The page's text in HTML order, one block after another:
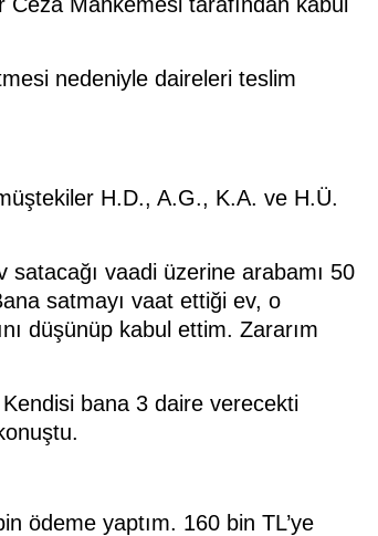
nedeniyle daireleri teslim
H.D., A.G., K.A. ve H.Ü.
vaadi üzerine arabamı 50
satmayı vaat ettiği ev, o
düşünüp kabul ettim. Zararım
bana 3 daire verecekti
ödeme yaptım. 160 bin TL’ye